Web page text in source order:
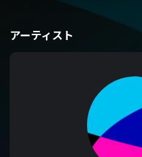
アーティスト